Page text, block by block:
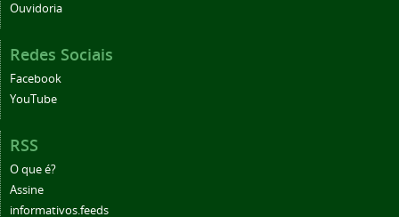
Ouvidoria
Redes Sociais
Facebook
YouTube
RSS
O que é?
Assine
informativos.feeds